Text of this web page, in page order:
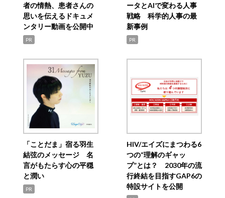
者の情熱、患者さんの
思いを伝えるドキュメ
ンタリー動画を公開中
PR
ータとAIで変わる人事
戦略 科学的人事の最
新事例
PR
「ことだま」宿る羽生
結弦のメッセージ 名
言がもたらす心の平穏
と潤い
PR
HIV/エイズにまつわる6
つの“理解のギャッ
プ”とは？ 2030年の流
行終結を目指すGAP6の
特設サイトを公開